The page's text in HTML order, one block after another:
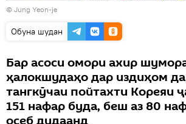
© Jung Yeon-je
Обуна шудан
Бар асоси омори ахир
ҳалокшудаҳо дар издиҳом
тангкӯчаи пойтахти Кореяи
151 нафар буда, беш аз 80